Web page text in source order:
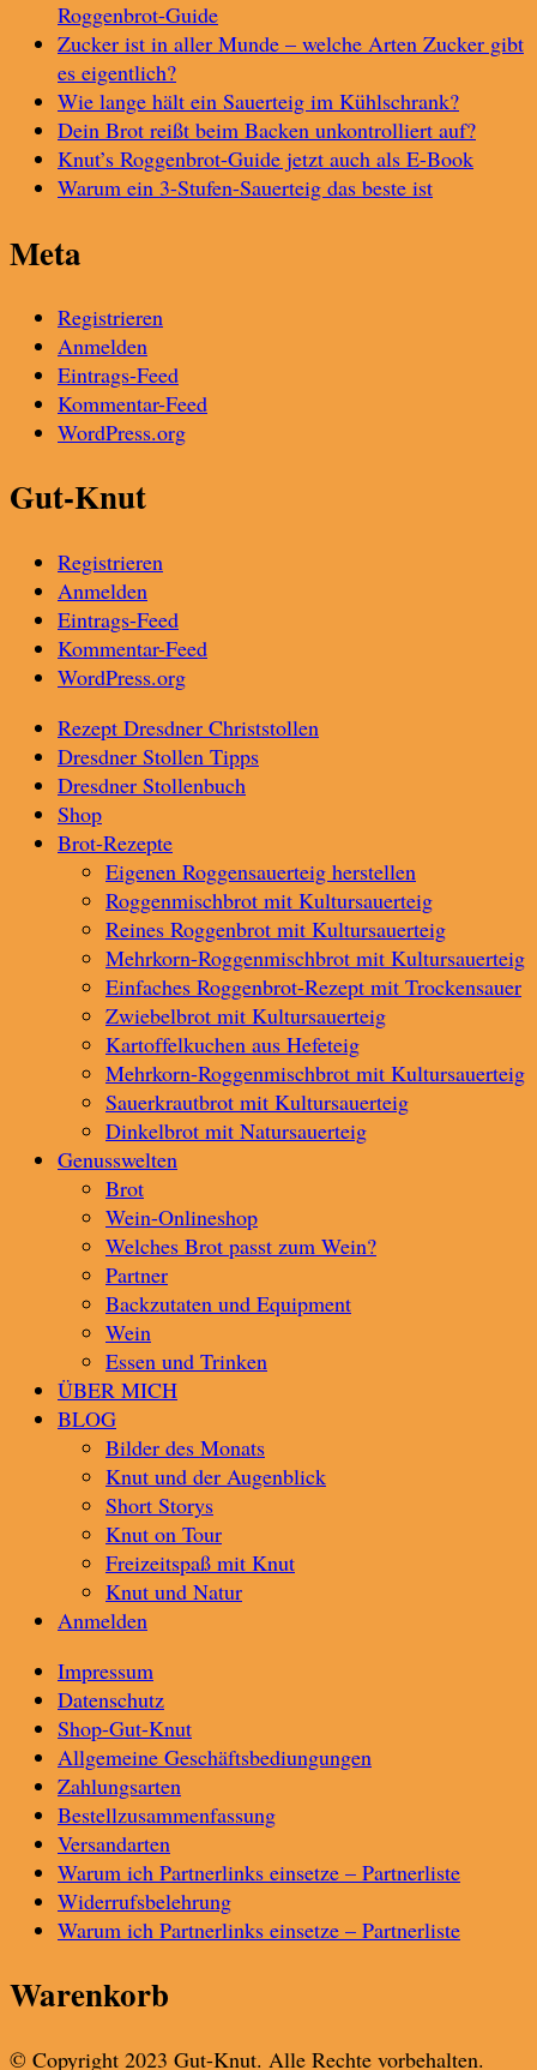
Roggenbrot-Guide
Zucker ist in aller Munde – welche Arten Zucker gibt
es eigentlich?
Wie lange hält ein Sauerteig im Kühlschrank?
Dein Brot reißt beim Backen unkontrolliert auf?
Knut’s Roggenbrot-Guide jetzt auch als E-Book
Warum ein 3-Stufen-Sauerteig das beste ist
Meta
Registrieren
Anmelden
Eintrags-Feed
Kommentar-Feed
WordPress.org
Gut-Knut
Registrieren
Anmelden
Eintrags-Feed
Kommentar-Feed
WordPress.org
Rezept Dresdner Christstollen
Dresdner Stollen Tipps
Dresdner Stollenbuch
Shop
Brot-Rezepte
Eigenen Roggensauerteig herstellen
Roggenmischbrot mit Kultursauerteig
Reines Roggenbrot mit Kultursauerteig
Mehrkorn-Roggenmischbrot mit Kultursauerteig
Einfaches Roggenbrot-Rezept mit Trockensauer
Zwiebelbrot mit Kultursauerteig
Kartoffelkuchen aus Hefeteig
Mehrkorn-Roggenmischbrot mit Kultursauerteig
Sauerkrautbrot mit Kultursauerteig
Dinkelbrot mit Natursauerteig
Genusswelten
Brot
Wein-Onlineshop
Welches Brot passt zum Wein?
Partner
Backzutaten und Equipment
Wein
Essen und Trinken
ÜBER MICH
BLOG
Bilder des Monats
Knut und der Augenblick
Short Storys
Knut on Tour
Freizeitspaß mit Knut
Knut und Natur
Anmelden
Impressum
Datenschutz
Shop-Gut-Knut
Allgemeine Geschäftsbediungungen
Zahlungsarten
Bestellzusammenfassung
Versandarten
Warum ich Partnerlinks einsetze – Partnerliste
Widerrufsbelehrung
Warum ich Partnerlinks einsetze – Partnerliste
Warenkorb
© Copyright 2023 Gut-Knut. Alle Rechte vorbehalten.